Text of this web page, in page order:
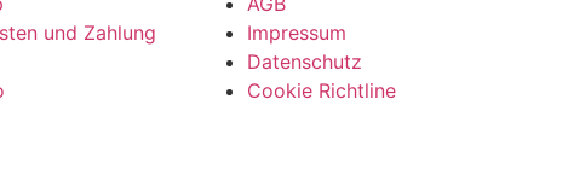
und Zahlung
Impressum
Datenschutz
Cookie Richtline